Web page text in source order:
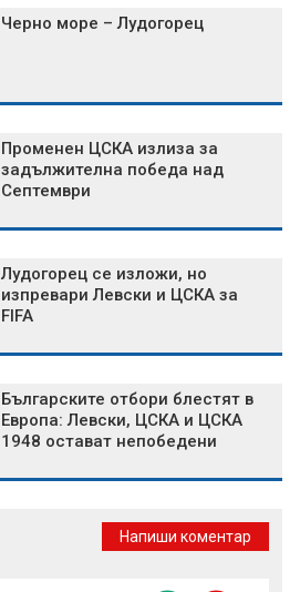
Черно море – Лудогорец
Променен ЦСКА излиза за
задължителна победа над
Септември
Лудогорец се изложи, но
изпревари Левски и ЦСКА за
FIFA
Българските отбори блестят в
Европа: Левски, ЦСКА и ЦСКА
1948 остават непобедени
Напиши коментар